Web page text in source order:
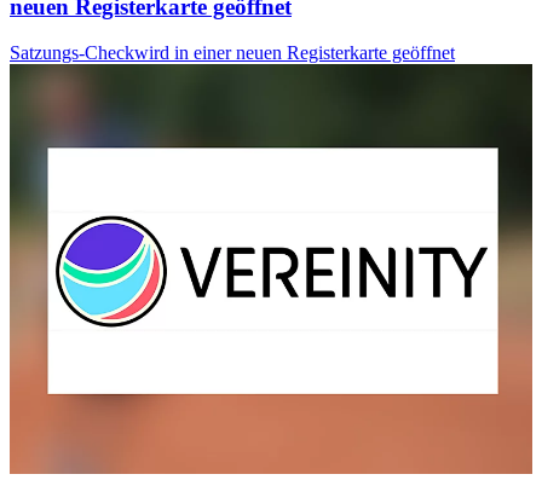
neuen Registerkarte geöffnet
Satzungs-Checkwird in einer neuen Registerkarte geöffnet